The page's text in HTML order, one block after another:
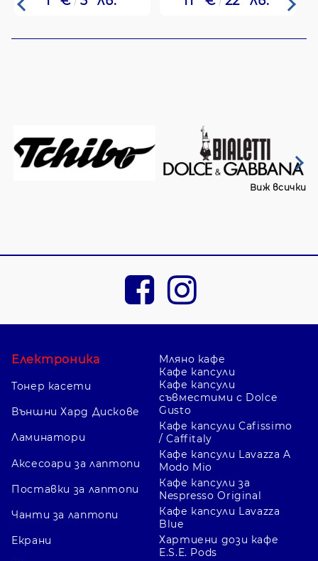
Виж всички
Електроника
Тонер касети
Външни Хард Дискове
Ламинатори
Аксесоари за лаптопи
Поставки за лаптопи
Чанти за лаптопи
Екрани
Мляно кафе
Кафе капсули
Кафе капсули
съвместими с Dolce
Gusto
Кафе капсули Cafissimo
/ Caffitaly
Кафе капсули Lavazza A
Modo Mio
Кафе капсули за
Nespresso Original
Кафе капсули Lavazza
Blue
Хартиени дози кафе
E.S.E. Pods